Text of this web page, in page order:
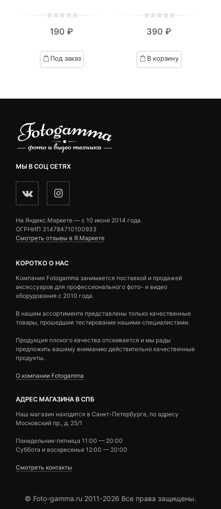
based
on
190 ₽
Под заказ
out
based
on
390 ₽
В корзину
МЫ В СОЦ СЕТЯХ
На Яндекс.Маркете — c 10 июня 2014 года.
ОГРНИП 314784710100933
Смотреть отзывы в Я.Маркете
КОРОТКО О НАС
Компания Fotogamma занимается поставкой и продажей
аксессуаров для профессионального фото- и видео
оборудования с 2010 года.
В нашем ассортименте представлены только качественные
товары, прошедшие тестирование нашими специалистами.
Продукция плохого качества отсеивается и мы рады
предложить вашему вниманию действительно качественные
продукты.
О компании Fotogamma
АДРЕС МАГАЗИНА В СПБ
Наш магазин находится в Санкт-Петербурге, по адресу
Московский пр., д. 25/1
Понедельник-пятница 11:00 — 20:00
Суббота и воскресенье 12:00 — 20:00
Смотреть контакты
© Foto-gamma.ru 2011-2026 Все права защищены.